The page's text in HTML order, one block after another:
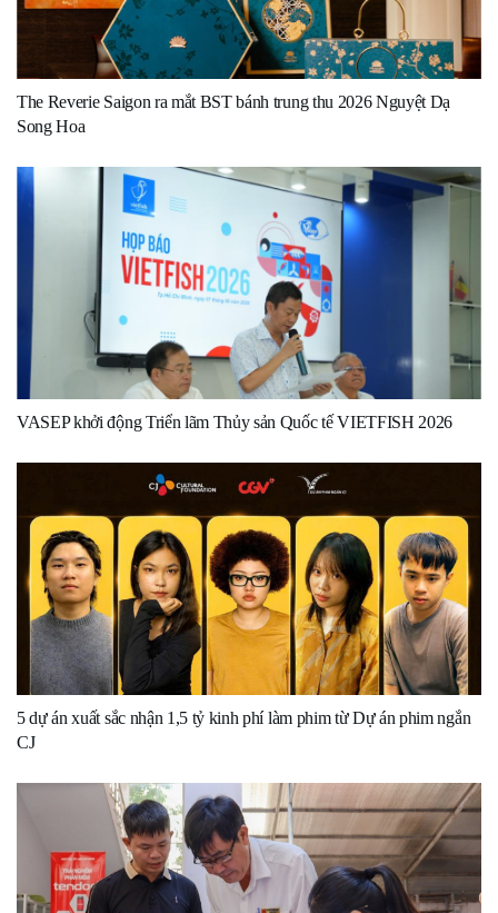
The Reverie Saigon ra mắt BST bánh trung thu 2026 Nguyệt Dạ
Song Hoa
VASEP khởi động Triển lãm Thủy sản Quốc tế VIETFISH 2026
5 dự án xuất sắc nhận 1,5 tỷ kinh phí làm phim từ Dự án phim ngắn
CJ